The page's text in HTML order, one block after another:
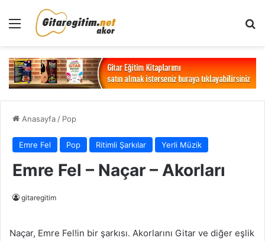
Menü
Anasayfa / Pop
Emre Fel Pop Ritimli Şarkılar Yerli Müzik
Emre Fel – Naçar – Akorları
gitaregitim
Naçar, Emre Fel!in bir şarkısı. Akorlarını Gitar ve diğer eşlik